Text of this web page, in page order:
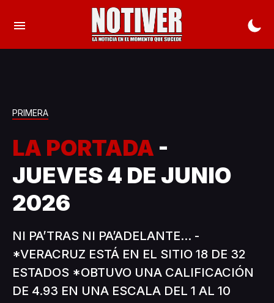
PRIMERA
LA PORTADA -
JUEVES 4 DE JUNIO
2026
NI PA’TRAS NI PA’ADELANTE... -
*VERACRUZ ESTÁ EN EL SITIO 18 DE 32
ESTADOS *OBTUVO UNA CALIFICACIÓN
DE 4.93 EN UNA ESCALA DEL 1 AL 10